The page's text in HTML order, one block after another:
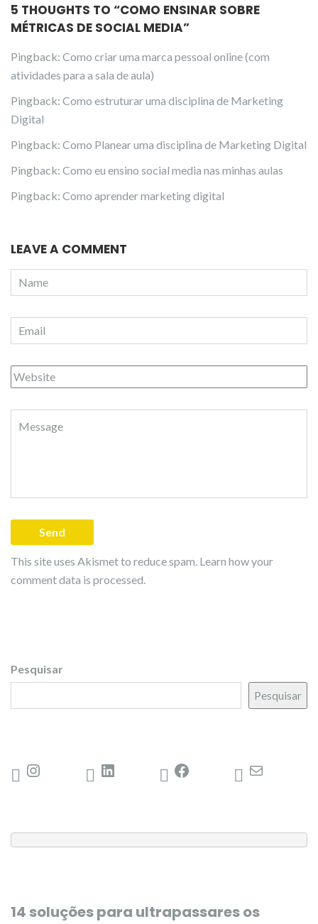
5 THOUGHTS TO “COMO ENSINAR SOBRE
MÉTRICAS DE SOCIAL MEDIA”
Pingback: Como criar uma marca pessoal online (com
atividades para a sala de aula)
Pingback: Como estruturar uma disciplina de Marketing
Digital
Pingback: Como Planear uma disciplina de Marketing Digital
Pingback: Como eu ensino social media nas minhas aulas
Pingback: Como aprender marketing digital
LEAVE A COMMENT
This site uses Akismet to reduce spam. Learn how your
comment data is processed.
Pesquisar
Pesquisar
14 soluções para ultrapassares os